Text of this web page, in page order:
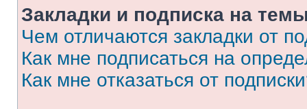
Закладки и подписка на
Чем отличаются закладки от
Как мне подписаться на
Как мне отказаться от